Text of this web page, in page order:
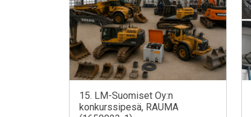
15. LM-Suomiset Oy:n
konkurssipesä, RAUMA